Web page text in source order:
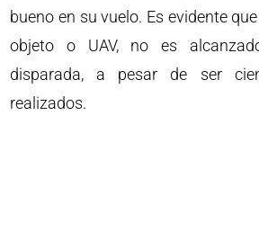
bueno en su vuelo. Es evidente
objeto o UAV, no es
disparada, a pesar de ser
realizados.